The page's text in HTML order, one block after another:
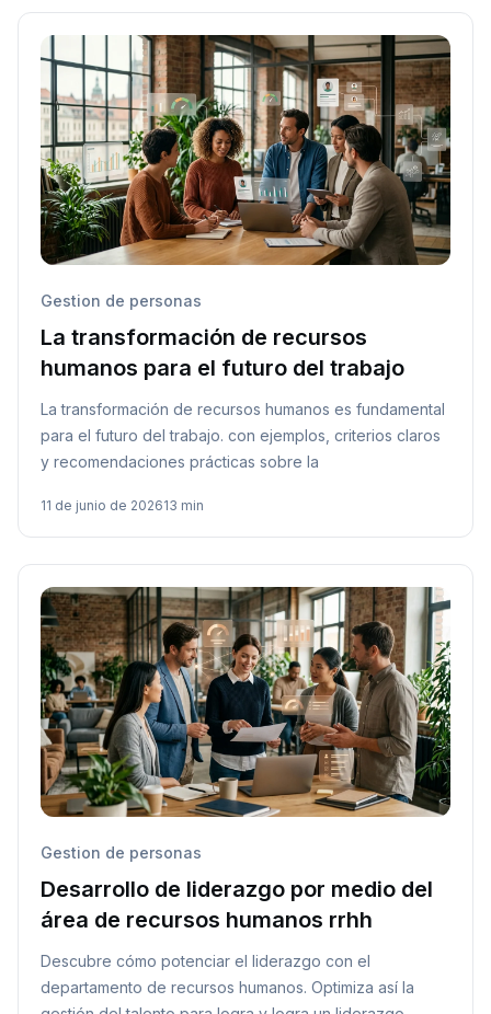
Gestion de personas
La transformación de recursos
humanos para el futuro del trabajo
La transformación de recursos humanos es fundamental
para el futuro del trabajo. con ejemplos, criterios claros
y recomendaciones prácticas sobre la
11 de junio de 202613 min
Gestion de personas
Desarrollo de liderazgo por medio del
área de recursos humanos rrhh
Descubre cómo potenciar el liderazgo con el
departamento de recursos humanos. Optimiza así la